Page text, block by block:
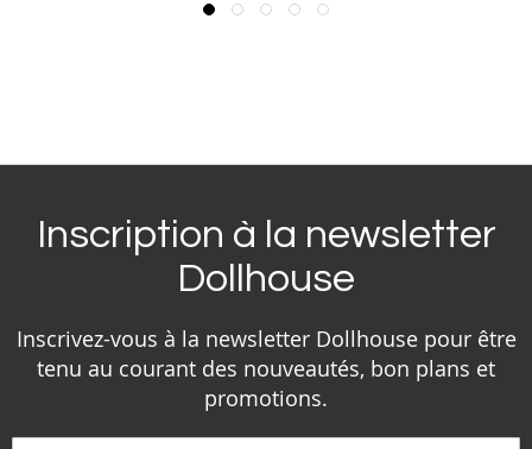
Inscription à la newsletter
Dollhouse
Inscrivez-vous à la newsletter Dollhouse pour être
tenu au courant des nouveautés, bon plans et
promotions.